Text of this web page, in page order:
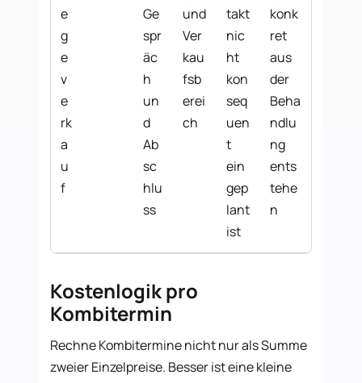
e
g
e
v
e
rk
a
u
f
Ge
spr
äc
h
un
d
Ab
sc
hlu
ss
und
Ver
kau
fsb
erei
ch
takt
nic
ht
kon
seq
uen
t
ein
gep
lant
ist
konk
ret
aus
der
Beha
ndlu
ng
ents
tehe
n
Kostenlogik pro
Kombitermin
Rechne Kombitermine nicht nur als Summe
zweier Einzelpreise. Besser ist eine kleine